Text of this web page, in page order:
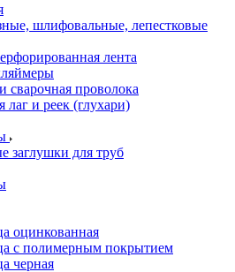
шлифовальные, лепестковые
лента
сварочная проволока
и реек (глухари)
заглушки для труб
оцинкованная
с полимерным покрытием
черная